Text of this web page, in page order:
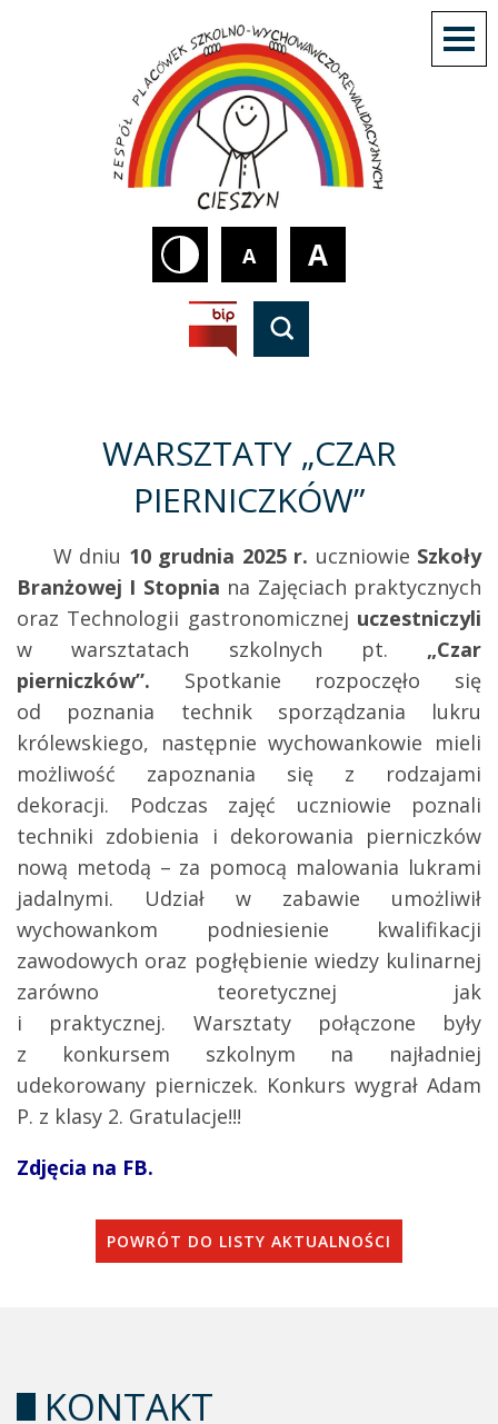
A A
WARSZTATY „CZAR
PIERNICZKÓW”
W dniu 10 grudnia 2025 r. uczniowie Szkoły
Branżowej I Stopnia na Zajęciach praktycznych
oraz Technologii gastronomicznej uczestniczyli
w warsztatach szkolnych pt. „Czar
pierniczków”. Spotkanie rozpoczęło się
od poznania technik sporządzania lukru
królewskiego, następnie wychowankowie mieli
możliwość zapoznania się z rodzajami
dekoracji. Podczas zajęć uczniowie poznali
techniki zdobienia i dekorowania pierniczków
nową metodą – za pomocą malowania lukrami
jadalnymi. Udział w zabawie umożliwił
wychowankom podniesienie kwalifikacji
zawodowych oraz pogłębienie wiedzy kulinarnej
zarówno teoretycznej jak
i praktycznej. Warsztaty połączone były
z konkursem szkolnym na najładniej
udekorowany pierniczek. Konkurs wygrał Adam
P. z klasy 2. Gratulacje!!!
Zdjęcia na FB.
POWRÓT DO LISTY AKTUALNOŚCI
KONTAKT